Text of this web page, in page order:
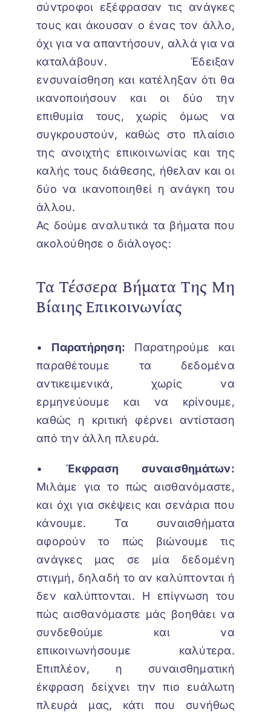
σύντροφοι εξέφρασαν τις ανάγκες
τους και άκουσαν ο ένας τον άλλο,
όχι για να απαντήσουν, αλλά για να
καταλάβουν. Έδειξαν
ενσυναίσθηση και κατέληξαν ότι θα
ικανοποιήσουν και οι δύο την
επιθυμία τους, χωρίς όμως να
συγκρουστούν, καθώς στο πλαίσιο
της ανοιχτής επικοινωνίας και της
καλής τους διάθεσης, ήθελαν και οι
δύο να ικανοποιηθεί η ανάγκη του
άλλου.
Ας δούμε αναλυτικά τα βήματα που
ακολούθησε ο διάλογος:
Τα Τέσσερα Βήματα Της Μη
Βίαιης Επικοινωνίας
• Παρατήρηση: Παρατηρούμε και
παραθέτουμε τα δεδομένα
αντικειμενικά, χωρίς να
ερμηνεύουμε και να κρίνουμε,
καθώς η κριτική φέρνει αντίσταση
από την άλλη πλευρά.
•Έκφραση συναισθημάτων:
Μιλάμε για το πώς αισθανόμαστε,
και όχι για σκέψεις και σενάρια που
κάνουμε. Τα συναισθήματα
αφορούν το πώς βιώνουμε τις
ανάγκες μας σε μία δεδομένη
στιγμή, δηλαδή το αν καλύπτονται ή
δεν καλύπτονται. Η επίγνωση του
πώς αισθανόμαστε μάς βοηθάει να
συνδεθούμε και να
επικοινωνήσουμε καλύτερα.
Επιπλέον, η συναισθηματική
έκφραση δείχνει την πιο ευάλωτη
πλευρά μας, κάτι που συνήθως